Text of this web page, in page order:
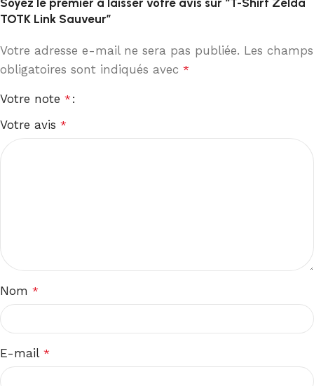
Soyez le premier à laisser votre avis sur “T-Shirt Zelda
TOTK Link Sauveur”
Votre adresse e-mail ne sera pas publiée. Les champs
obligatoires sont indiqués avec *
Votre note *
Votre avis *
Nom *
E-mail *